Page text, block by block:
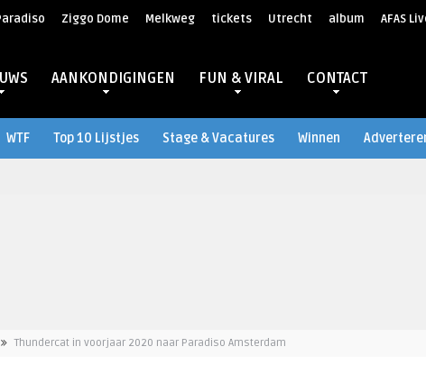
Ziggo Dome Melkweg tickets Utrecht album AFAS
AANKONDIGINGEN FUN & VIRAL CONTACT
WTF Top 10 Lijstjes Stage & Vacatures Winnen
Thundercat in voorjaar 2020 naar Paradiso Amsterdam